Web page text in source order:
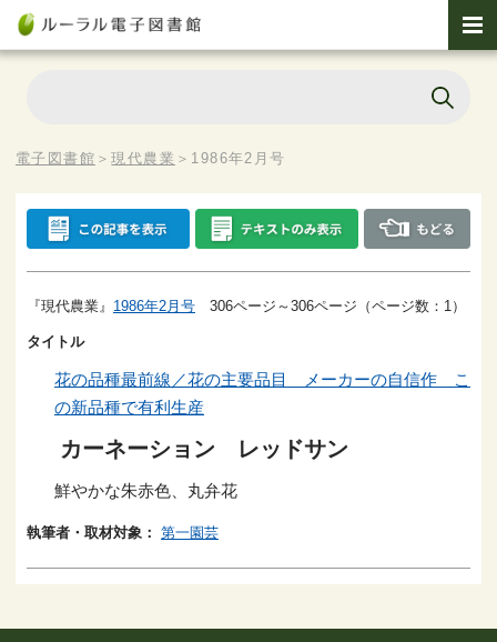
電子図書館 ＞現代農業 ＞ 1986年2月号
『現代農業』 1986年2月号 306ページ～306ページ（ページ数：1）
タイトル
花の品種最前線／花の主要品目 メーカーの自信作 こ
の新品種で有利生産
カーネーション レッドサン
鮮やかな朱赤色、丸弁花
執筆者・取材対象： 第一園芸